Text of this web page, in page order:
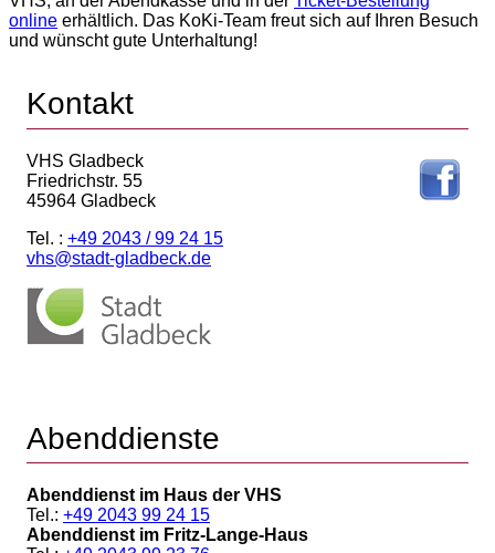
online erhältlich. Das KoKi-Team freut sich auf Ihren Besuch
und wünscht gute Unterhaltung!
Kontakt
VHS Gladbeck
Friedrichstr. 55
45964 Gladbeck
Tel. : +49 2043 / 99 24 15
vhs@stadt-gladbeck.de
Abenddienste
Abenddienst im Haus der VHS
Tel.: +49 2043 99 24 15
Abenddienst im Fritz-Lange-Haus